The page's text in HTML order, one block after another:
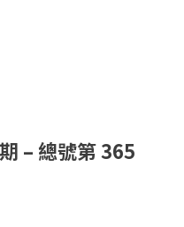
– 總號第 365